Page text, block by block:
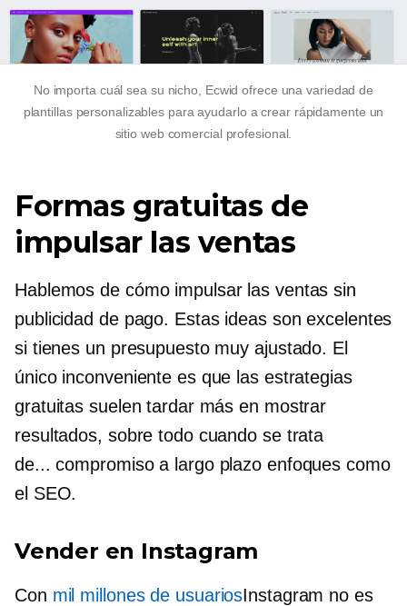
No importa cuál sea su nicho, Ecwid ofrece una variedad de
plantillas personalizables para ayudarlo a crear rápidamente un
sitio web comercial profesional.
Formas gratuitas de
impulsar las ventas
Hablemos de cómo impulsar las ventas sin
publicidad de pago. Estas ideas son excelentes
si tienes un presupuesto muy ajustado. El
único inconveniente es que las estrategias
gratuitas suelen tardar más en mostrar
resultados, sobre todo cuando se trata
de...compromiso a largo plazo enfoques como
el SEO.
Vender en Instagram
Con mil millones de usuariosInstagram no es